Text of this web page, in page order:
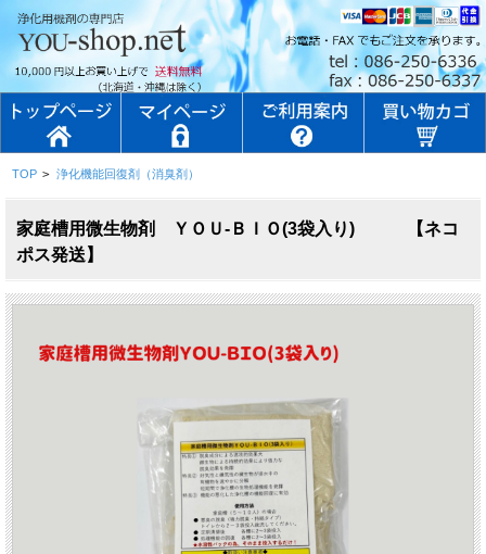
TOP > 浄化機能回復剤（消臭剤）
家庭槽用微生物剤 ＹＯＵ-ＢＩＯ(3袋入り) 【ネコ
ポス発送】